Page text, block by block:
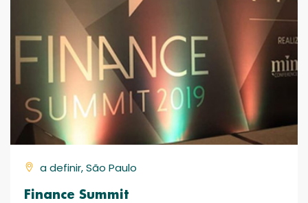
a definir, São Paulo
Finance Summit